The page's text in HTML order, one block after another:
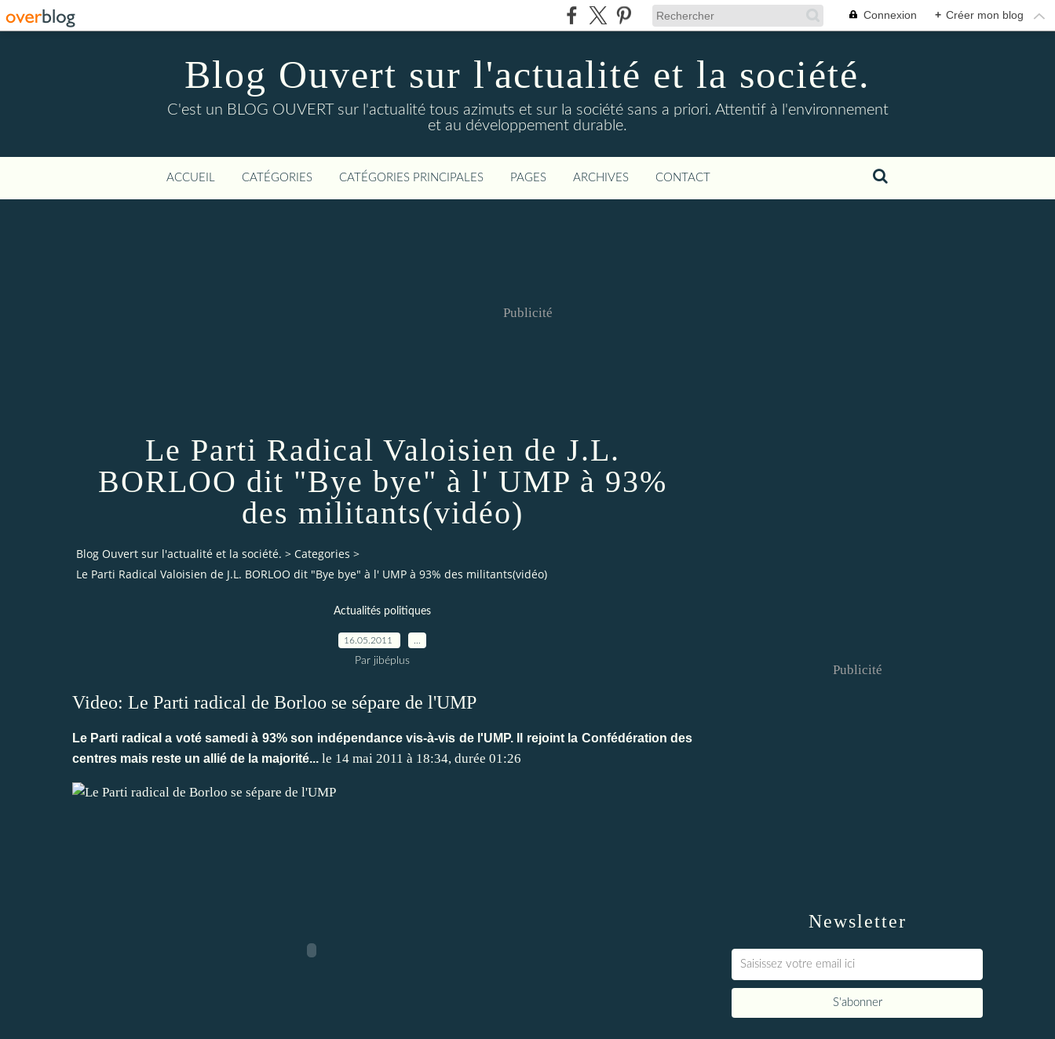
Connexion + Créer mon blog
Blog Ouvert sur l'actualité et la société.
C'est un BLOG OUVERT sur l'actualité tous azimuts et sur la société sans a priori. Attentif à l'environnement
et au développement durable.
ACCUEIL CATÉGORIES CATÉGORIES PRINCIPALES PAGES ARCHIVES CONTACT
Publicité
Le Parti Radical Valoisien de J.L.
BORLOO dit "Bye bye" à l' UMP à 93%
des militants(vidéo)
Blog Ouvert sur l'actualité et la société. > Categories >
Le Parti Radical Valoisien de J.L. BORLOO dit "Bye bye" à l' UMP à 93% des militants(vidéo)
Actualités politiques
16.05.2011
Par jibéplus
Video: Le Parti radical de Borloo se sépare de l'UMP
Le Parti radical a voté samedi à 93% son indépendance vis-à-vis de l'UMP. Il rejoint la Confédération des
centres mais reste un allié de la majorité... le 14 mai 2011 à 18:34, durée 01:26
Newsletter
Publicité